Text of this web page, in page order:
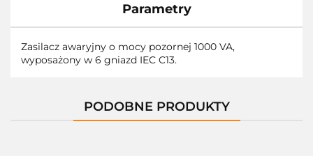
Parametry
Zasilacz awaryjny o mocy pozornej 1000 VA,
wyposażony w 6 gniazd IEC C13.
PODOBNE PRODUKTY